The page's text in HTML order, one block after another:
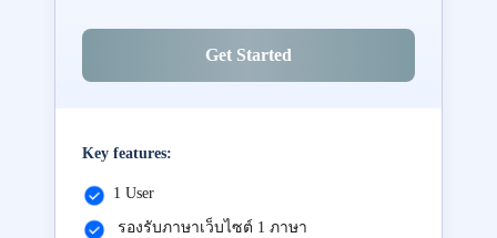
Get Started
Key features:
1 User
รองรับภาษาเว็บไซต์ 1 ภาษา